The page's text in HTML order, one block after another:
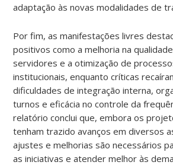
adaptação às novas modalidades de
Por fim, as manifestações livres
positivos como a melhoria na
servidores e a otimização de
institucionais, enquanto críticas
dificuldades de integração interna,
turnos e eficácia no controle da
relatório conclui que, embora os
tenham trazido avanços em diversos
ajustes e melhorias são necessários
as iniciativas e atender melhor às